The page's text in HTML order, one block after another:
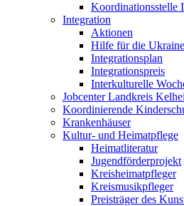
Koordinationsstelle
Integration
Aktionen
Hilfe für die Ukraine
Integrationsplan
Integrationspreis
Interkulturelle
Jobcenter Landkreis
Koordinierende
Krankenhäuser
Kultur- und Heimatpflege
Heimatliteratur
Jugendförderprojekt
Kreisheimatpfleger
Kreismusikpfleger
Preisträger des